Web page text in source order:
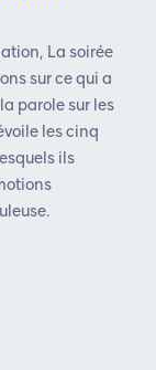
La soirée
sur ce qui a
parole sur les
les cinq
ils